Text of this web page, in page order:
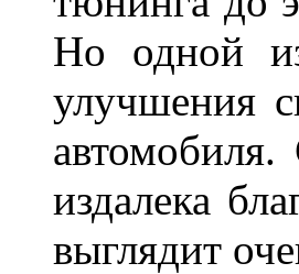
Но одной
улучшения
автомобиля.
издалека
выглядит